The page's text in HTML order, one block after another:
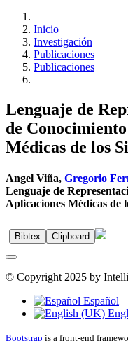
Inicio
Investigación
Publicaciones
Publicaciones
Lenguaje de
de
Médicas de los
Angel Viña, Gregorio
Lenguaje de
Aplicaciones Médicas de
Bibtex Clipboard
© Copyright 2025 by
Español
Bootstrap is a front-end